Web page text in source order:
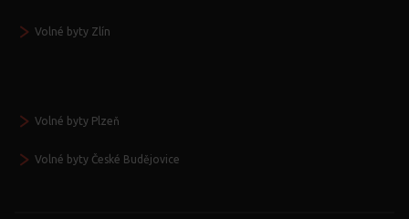
Volné byty Zlín
Volné byty Plzeň
Volné byty České Budějovice